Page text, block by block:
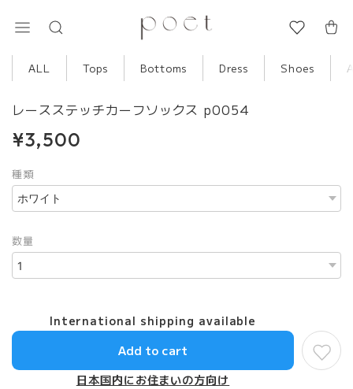
ALL Tops Bottoms Dress Shoes
レースステッチカーフソックス p0054
¥3,500
種類
数量
International shipping available
Add to cart
日本国内にお住まいの方向け